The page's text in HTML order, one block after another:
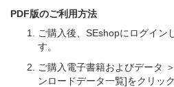
PDF版のご利用方法
ご購入後、SEshopにログイン
す。
ご購入電子書籍およびデータ
ンロードデータ一覧]をクリック